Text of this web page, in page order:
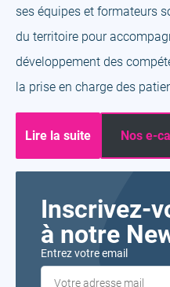
ses équipes et formateurs
du territoire pour
développement des
la prise en charge des
Lire la suite Nos e-
Inscrivez-
à notre
Entrez votre email